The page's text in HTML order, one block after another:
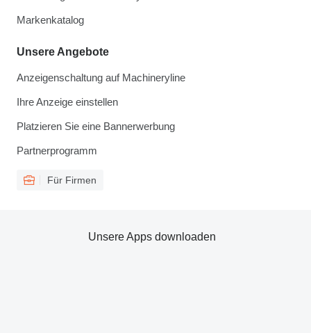
Markenkatalog
Unsere Angebote
Anzeigenschaltung auf Machineryline
Ihre Anzeige einstellen
Platzieren Sie eine Bannerwerbung
Partnerprogramm
Für Firmen
Unsere Apps downloaden